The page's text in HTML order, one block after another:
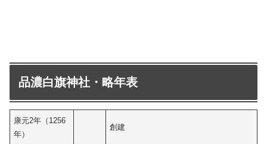
品濃白旗神社・略年表
康元2年（1256
年）
創建